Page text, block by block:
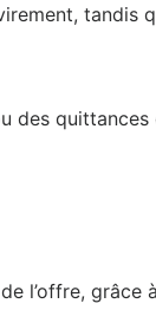
tandis
l’offre,